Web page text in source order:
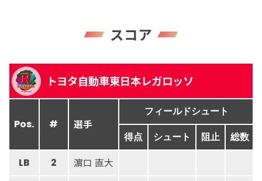
スコア
トヨタ自動車東日本レガロッソ
Pos. # 選手
フィールドシュート
得点 シュート 阻止 総数
LB 2 濵口 直大